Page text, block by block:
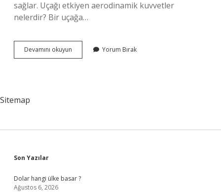
sağlar. Uçağı etkiyen aerodinamik kuvvetler
nelerdir? Bir uçağa…
Devamını okuyun
Üzerine
Kuvvettir
Yorum Bırak
Sitemap
Sidebar
Son Yazılar
Dolar hangi ülke basar ?
Ağustos 6, 2026